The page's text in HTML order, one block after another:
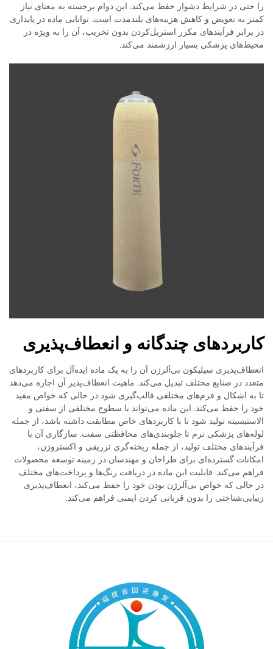
را حتی در شرایط دشوار حفظ می‌کند. این دوام برجسته به معنای نیاز
کمتر به تعویض و کاهش هزینه‌های بلندمدت است. توانایی ماده در پایداری
در برابر فرآیندهای مکرر استریل‌کردن بدون تخریب، آن را به ویژه در
محیط‌های پزشکی بسیار ارزشمند می‌کند.
کاربردهای چندگانه و انعطاف‌پذیری
انعطاف‌پذیری سیلیکون بی‌آلرژن آن را به یک ماده ایده‌آل برای کاربردهای
متعدد در صنایع مختلف تبدیل می‌کند. ماهیت انعطاف‌پذیر آن اجازه می‌دهد
تا به اشکال و فرم‌های مختلفی قالب‌گیری شود در حالی که خواص مفید
خود را حفظ می‌کند. این ماده می‌تواند با سطوح مختلفی از سفتی و
الاستیسیته تولید شود تا با کاربردهای خاص مطابقت داشته باشد، از جمله
لوله‌های پزشکی نرم تا جلوبندی‌های محافظتی سفت. سازگاری آن با
فرآیندهای مختلف تولید، از جمله ریخته‌گری تزریقی و اکستروژن،
امکانات گسترده‌ای برای طراحان و مهندسان در زمینه توسعه محصولات
فراهم می‌کند. قابلیت این ماده در دریافت رنگ‌ها و پرداخت‌های مختلف
در حالی که خواص بی‌آلرژن بودن خود را حفظ می‌کند، انعطاف‌پذیری
زیبایی‌شناختی را بدون قربانی کردن ایمنی فراهم می‌کند.